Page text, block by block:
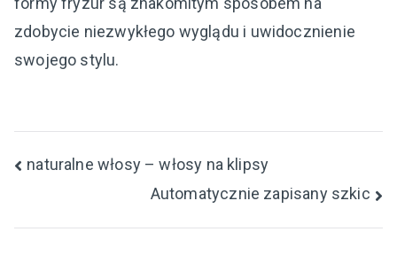
zdobycie niezwykłego wyglądu i uwidocznienie
swojego stylu.
Nawigacja
naturalne włosy – włosy na klipsy
Automatycznie zapisany szkic